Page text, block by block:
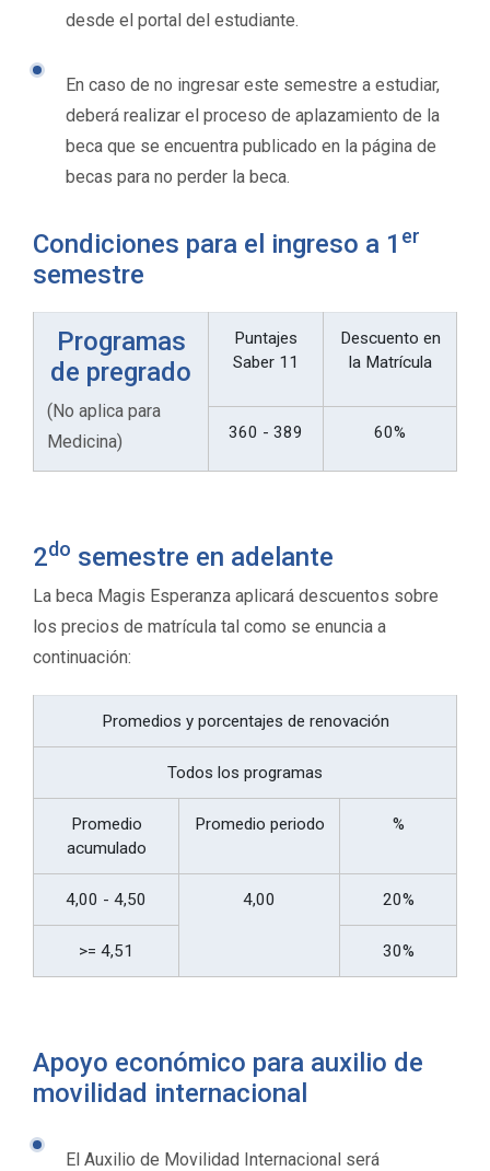
desde el portal del estudiante.
En caso de no ingresar este semestre a estudiar,
deberá realizar el proceso de aplazamiento de la
beca que se encuentra publicado en la página de
becas para no perder la beca.
Condiciones para el ingreso a 1 er
semestre
Programas
de pregrado
(No aplica para
Medicina)
Puntajes
Saber 11
Descuento en
la Matrícula
360 - 389 60%
2do semestre en adelante
La beca Magis Esperanza aplicará descuentos sobre
los precios de matrícula tal como se enuncia a
continuación:
Promedios y porcentajes de renovación
Todos los programas
Promedio
acumulado
Promedio periodo %
4,00 - 4,50 4,00 20%
>= 4,51 30%
Apoyo económico para auxilio de
movilidad internacional
El Auxilio de Movilidad Internacional será